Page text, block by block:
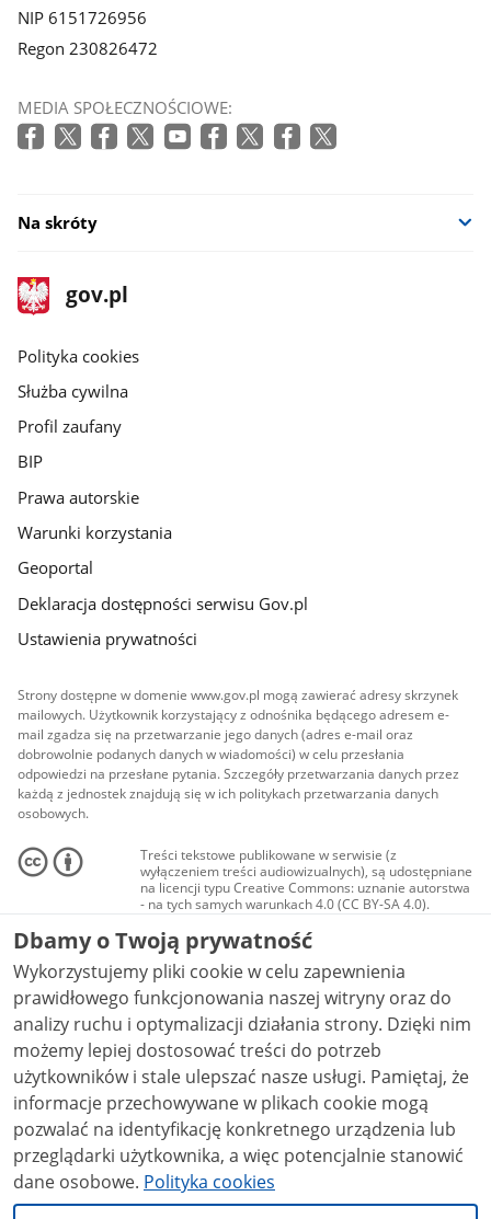
NIP 6151726956
Regon 230826472
MEDIA SPOŁECZNOŚCIOWE:
Na skróty
stopka
gov.pl
Strona
gov.pl
gov.pl
Polityka cookies
Służba cywilna
Profil zaufany
BIP
Prawa autorskie
Warunki korzystania
Geoportal
Deklaracja dostępności serwisu Gov.pl
Ustawienia prywatności
Strony dostępne w domenie www.gov.pl mogą zawierać adresy skrzynek
mailowych. Użytkownik korzystający z odnośnika będącego adresem e-
mail zgadza się na przetwarzanie jego danych (adres e-mail oraz
dobrowolnie podanych danych w wiadomości) w celu przesłania
odpowiedzi na przesłane pytania. Szczegóły przetwarzania danych przez
każdą z jednostek znajdują się w ich politykach przetwarzania danych
osobowych.
Treści tekstowe publikowane w serwisie (z
wyłączeniem treści audiowizualnych), są udostępniane
na licencji typu Creative Commons: uznanie autorstwa
- na tych samych warunkach 4.0 (CC BY-SA 4.0).
Materiały audiowizualne, w tym zdjęcia, materiały
audio i wideo, są udostępniane na licencji typu
Creative Commons: uznanie autorstwa użycie
niekomercyjne - bez utworów zależnych 4.0 (CC BY-
NC-ND 4.0), o ile nie jest to stwierdzone inaczej.
Dbamy o Twoją prywatność
Wykorzystujemy pliki cookie w celu zapewnienia
prawidłowego funkcjonowania naszej witryny oraz do
analizy ruchu i optymalizacji działania strony. Dzięki nim
możemy lepiej dostosować treści do potrzeb
użytkowników i stale ulepszać nasze usługi. Pamiętaj, że
informacje przechowywane w plikach cookie mogą
pozwalać na identyfikację konkretnego urządzenia lub
przeglądarki użytkownika, a więc potencjalnie stanowić
dane osobowe. Polityka cookies